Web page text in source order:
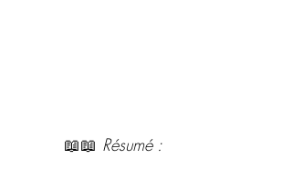
📖📖 Résumé :